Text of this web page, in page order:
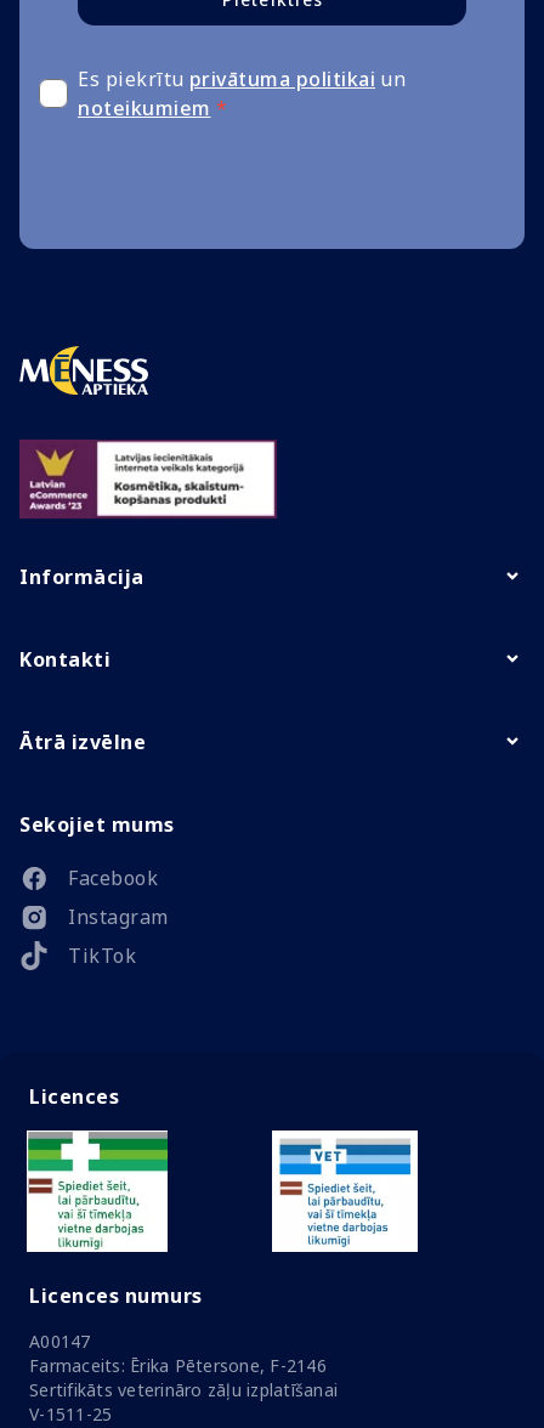
Es piekrītu privātuma politikai un
noteikumiem *
Informācija
Kontakti
Ātrā izvēlne
Sekojiet mums
Facebook
Instagram
TikTok
Licences
Licences numurs
A00147
Farmaceits: Ērika Pētersone, F-2146
Sertifikāts veterināro zāļu izplatīšanai
V-1511-25